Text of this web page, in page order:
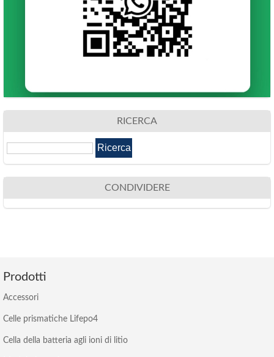
RICERCA
CONDIVIDERE
Prodotti
Accessori
Celle prismatiche Lifepo4
Cella della batteria agli ioni di litio